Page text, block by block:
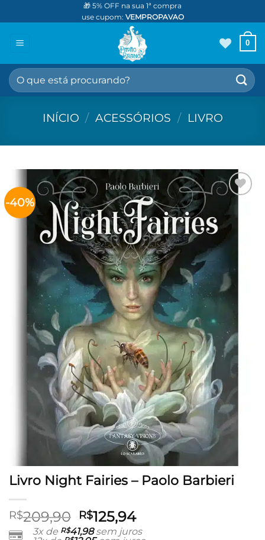
to
🎁 5% OFF na sua 1ª compra
use cupom: VEMPROPAVAO
0
Pesquisar
por:
INÍCIO / ACESSÓRIOS / LIVRO
-40%
Adicionar
aos meus
desejos
Livro Night Fairies – Paolo Barbieri
R$209,90 O
preço
R$125,94O
preço
3x de R$41,98sem juros